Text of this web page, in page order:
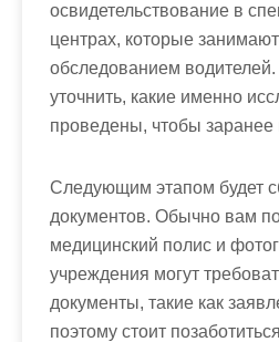
освидетельствование в
центрах, которые
обследованием
уточнить, какие именно
проведены, чтобы заранее
Следующим этапом будет
документов. Обычно вам
медицинский полис и
учреждения могут
документы, такие как
поэтому стоит